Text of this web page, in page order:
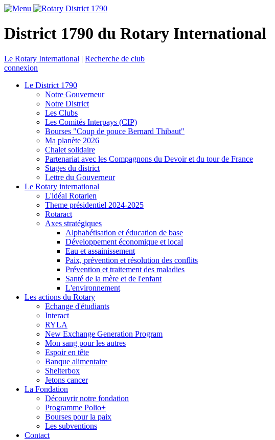
District 1790 du Rotary International
Le Rotary International | Recherche de club
connexion
Le District 1790
Notre Gouverneur
Notre District
Les Clubs
Les Comités Interpays (CIP)
Bourses "Coup de pouce Bernard Thibaut"
Ma planète 2026
Chalet solidaire
Partenariat avec les Compagnons du Devoir et du tour de France
Stages du district
Lettre du Gouverneur
Le Rotary international
L'idéal Rotarien
Theme présidentiel 2024-2025
Rotaract
Axes stratégiques
Alphabétisation et éducation de base
Développement économique et local
Eau et assainissement
Paix, prévention et résolution des conflits
Prévention et traitement des maladies
Santé de la mère et de l'enfant
L'environnement
Les actions du Rotary
Echange d'étudiants
Interact
RYLA
New Exchange Generation Program
Mon sang pour les autres
Espoir en tête
Banque alimentaire
Shelterbox
Jetons cancer
La Fondation
Découvrir notre fondation
Programme Polio+
Bourses pour la paix
Les subventions
Contact